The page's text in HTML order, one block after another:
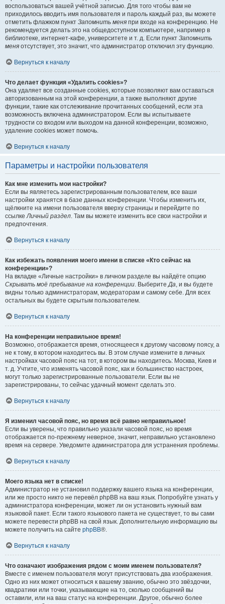
воспользоваться вашей учётной записью. Для того чтобы вам не
приходилось вводить имя пользователя и пароль каждый раз, вы можете
отметить флажком пункт Запомнить меня при входе на конференцию. Не
рекомендуется делать это на общедоступном компьютере, например в
библиотеке, интернет-кафе, университете и т. д. Если пункт Запомнить
меня отсутствует, это значит, что администратор отключил эту функцию.
Вернуться к началу
Что делает функция «Удалить cookies»?
Она удаляет все созданные cookies, которые позволяют вам оставаться
авторизованным на этой конференции, а также выполняют другие
функции, такие как отслеживание прочитанных сообщений, если эта
возможность включена администратором. Если вы испытываете
трудности со входом или выходом на данной конференции, возможно,
удаление cookies может помочь.
Вернуться к началу
Параметры и настройки пользователя
Как мне изменить мои настройки?
Если вы являетесь зарегистрированным пользователем, все ваши
настройки хранятся в базе данных конференции. Чтобы изменить их,
щёлкните на имени пользователя вверху страницы и перейдите по
ссылкеЛичный раздел. Там вы можете изменить все свои настройки и
предпочтения.
Вернуться к началу
Как избежать появления моего имени в списке «Кто сейчас на
конференции»?
На вкладке «Личные настройки» в личном разделе вы найдёте опцию
Скрывать моё пребывание на конференции. ВыберитеДа, и вы будете
видны только администраторам, модераторам и самому себе. Для всех
остальных вы будете скрытым пользователем.
Вернуться к началу
На конференции неправильное время!
Возможно, отображается время, относящееся к другому часовому поясу, а
не к тому, в котором находитесь вы. В этом случае измените в личных
настройках часовой пояс на тот, в котором вы находитесь: Москва, Киев и
т. д. Учтите, что изменять часовой пояс, как и большинство настроек,
могут только зарегистрированные пользователи. Если вы не
зарегистрированы, то сейчас удачный момент сделать это.
Вернуться к началу
Я изменил часовой пояс, но время всё равно неправильное!
Если вы уверены, что правильно указали часовой пояс, но время
отображается по-прежнему неверное, значит, неправильно установлено
время на сервере. Уведомите администратора для устранения проблемы.
Вернуться к началу
Моего языка нет в списке!
Администратор не установил поддержку вашего языка на конференции,
или же просто никто не перевёл phpBB на ваш язык. Попробуйте узнать у
администратора конференции, может ли он установить нужный вам
языковой пакет. Если такого языкового пакета не существует, то вы сами
можете перевести phpBB на свой язык. Дополнительную информацию вы
можете получить на сайте phpBB®.
Вернуться к началу
Что означают изображения рядом с моим именем пользователя?
Вместе с именем пользователя могут присутствовать два изображения.
Одно из них может относиться к вашему званию, обычно это звёздочки,
квадратики или точки, указывающие на то, сколько сообщений вы
оставили, или на ваш статус на конференции. Другое, обычно более